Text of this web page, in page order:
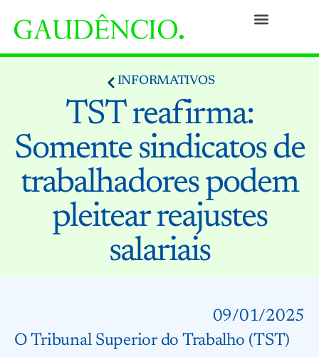
INFORMATIVOS
TST reafirma:
Somente sindicatos de
trabalhadores podem
pleitear reajustes
salariais
09/01/2025
O Tribunal Superior do Trabalho (TST)